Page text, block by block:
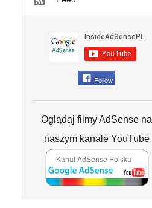
Follow
Oglądaj filmy AdSense na
naszym kanale YouTube